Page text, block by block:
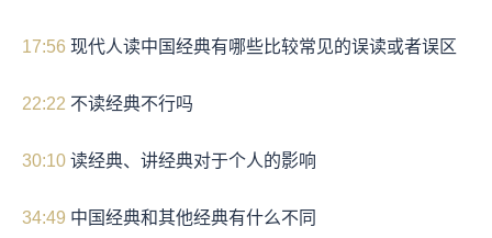
17:56 现代人读中国经典有哪些比较常见的误读或者误区
22:22 不读经典不行吗
30:10 读经典、讲经典对于个人的影响
34:49 中国经典和其他经典有什么不同